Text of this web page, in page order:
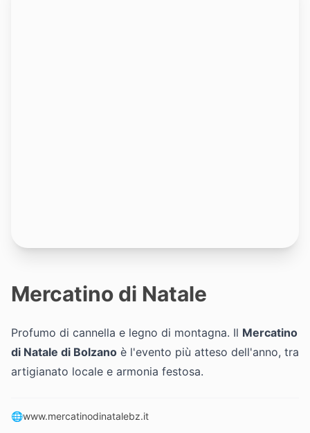
Mercatino di Natale
Profumo di cannella e legno di montagna. Il Mercatino
di Natale di Bolzano è l'evento più atteso dell'anno, tra
artigianato locale e armonia festosa.
🌐www.mercatinodinatalebz.it